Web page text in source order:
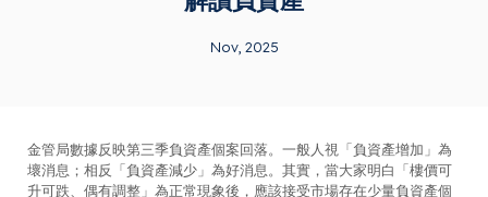
Nov, 2025
金管局數據反映第三季負資產個案回落。一般人視「負資產增加」為
壞消息；相反「負資產減少」為好消息。其實，當大家明白「樓價可
升可跌、偶有調整」為正常現象後，應該接受市場存在少量負資產個